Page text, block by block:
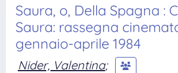
Saura, o, Della Spagna :
Saura: rassegna
gennaio-aprile 1984
Nider, Valentina;